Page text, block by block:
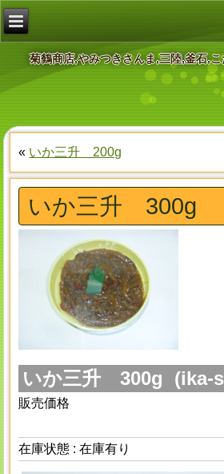
菊鶴商店,やみつきさんま,三陸,釜石,
« いか三升 200g
いか三升 300g
いか三升 300g (ika-
販売価格
在庫状態 : 在庫有り